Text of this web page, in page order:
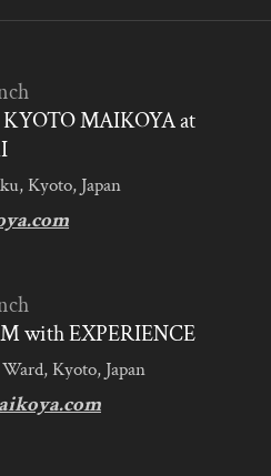
MAIKOYA at
Kyoto, Japan
with EXPERIENCE
Kyoto, Japan